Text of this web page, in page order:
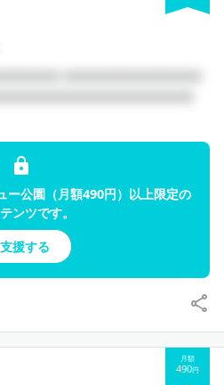
ー公園（月額490円）以上限定の
ンツです。
支援する
月額
490円